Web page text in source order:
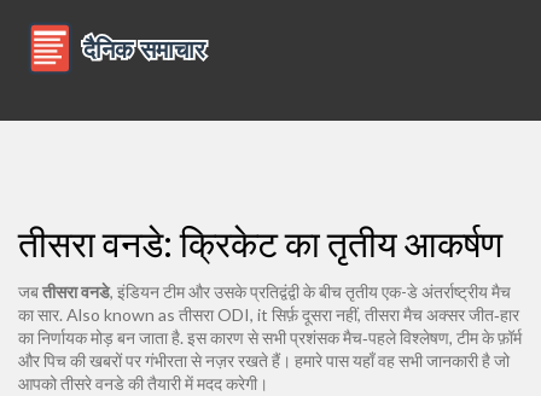
तीसरा वनडे: क्रिकेट का तृतीय आकर्षण
जबतीसरा वनडे, इंडियन टीम और उसके प्रतिद्वंद्वी के बीच तृतीय एक-डे अंतर्राष्ट्रीय मैच
का सार. Also known as तीसरा ODI, it सिर्फ़ दूसरा नहीं, तीसरा मैच अक्सर जीत‑हार
का निर्णायक मोड़ बन जाता है. इस कारण से सभी प्रशंसक मैच‑पहले विश्लेषण, टीम के फ़ॉर्म
और पिच की खबरों पर गंभीरता से नज़र रखते हैं। हमारे पास यहाँ वह सभी जानकारी है जो
आपको तीसरे वनडे की तैयारी में मदद करेगी।